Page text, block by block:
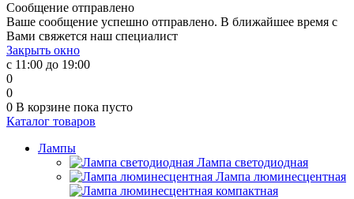
Сообщение отправлено
Ваше сообщение успешно отправлено. В ближайшее время с
Вами свяжется наш специалист
Закрыть окно
с 11:00 до 19:00
0
0
0 В корзине пока пусто
Каталог товаров
Лампы
Лампа светодиодная
Лампа люминесцентная